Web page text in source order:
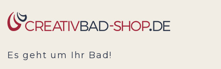
Es geht um Ihr Bad!